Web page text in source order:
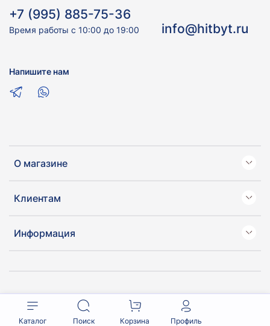
О магазине
Клиентам
Информация
+7 (995) 885-75-36
Время работы с 10:00 до 19:00 info@hitbyt.ru
Напишите нам
Каталог Поиск Корзина Профиль